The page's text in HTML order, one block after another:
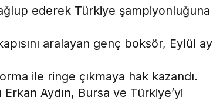
ederek Türkiye şampiyonluğuna
aralayan genç boksör, Eylül
ile ringe çıkmaya hak kazandı.
Aydın, Bursa ve Türkiye’yi